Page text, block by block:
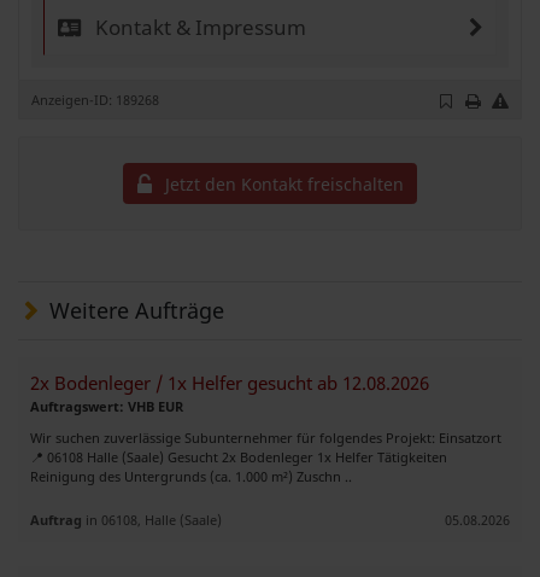
Kontakt & Impressum
Anzeigen-ID: 189268
Jetzt den Kontakt freischalten
Weitere Aufträge
2x Bodenleger / 1x Helfer gesucht ab 12.08.2026
Auftragswert: VHB EUR
Wir suchen zuverlässige Subunternehmer für folgendes Projekt: Einsatzort
📍 06108 Halle (Saale) Gesucht 2x Bodenleger 1x Helfer Tätigkeiten
Reinigung des Untergrunds (ca. 1.000 m²) Zuschn ..
Auftrag in 06108, Halle (Saale) 05.08.2026